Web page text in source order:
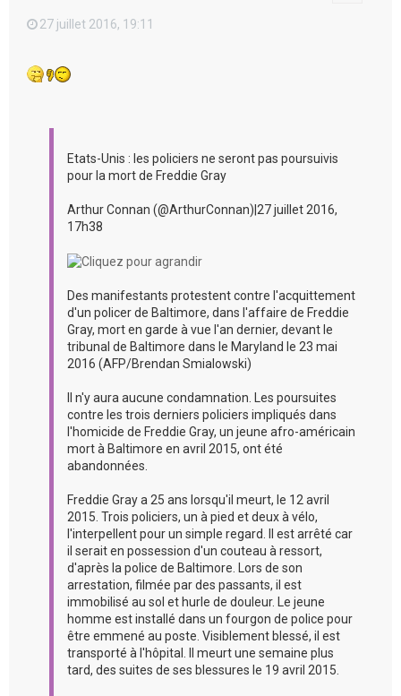
27 juillet 2016, 19:11
Etats-Unis : les policiers ne seront pas poursuivis
pour la mort de Freddie Gray
Arthur Connan (@ArthurConnan)|27 juillet 2016,
17h38
Des manifestants protestent contre l'acquittement
d'un policer de Baltimore, dans l'affaire de Freddie
Gray, mort en garde à vue l'an dernier, devant le
tribunal de Baltimore dans le Maryland le 23 mai
2016 (AFP/Brendan Smialowski)
Il n'y aura aucune condamnation. Les poursuites
contre les trois derniers policiers impliqués dans
l'homicide de Freddie Gray, un jeune afro-américain
mort à Baltimore en avril 2015, ont été
abandonnées.
Freddie Gray a 25 ans lorsqu'il meurt, le 12 avril
2015. Trois policiers, un à pied et deux à vélo,
l'interpellent pour un simple regard. Il est arrêté car
il serait en possession d'un couteau à ressort,
d'après la police de Baltimore. Lors de son
arrestation, filmée par des passants, il est
immobilisé au sol et hurle de douleur. Le jeune
homme est installé dans un fourgon de police pour
être emmené au poste. Visiblement blessé, il est
transporté à l'hôpital. Il meurt une semaine plus
tard, des suites de ses blessures le 19 avril 2015.